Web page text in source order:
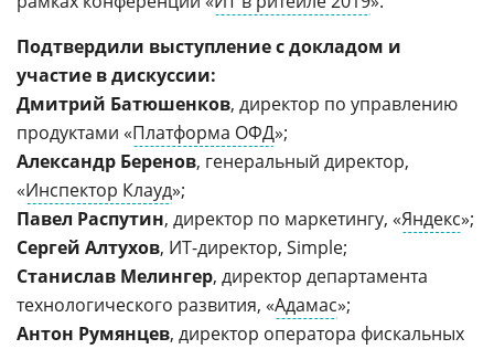
Подтвердили выступление с докладом и
участие в дискуссии:
Дмитрий Батюшенков, директор по управлению
продуктами «Платформа ОФД»;
Александр Беренов, генеральный директор,
«Инспектор Клауд»;
Павел Распутин, директор по маркетингу, «Яндекс»;
Сергей Алтухов, ИТ-директор, Simple;
Станислав Мелингер, директор департамента
технологического развития, «Адамас»;
Антон Румянцев, директор оператора фискальных